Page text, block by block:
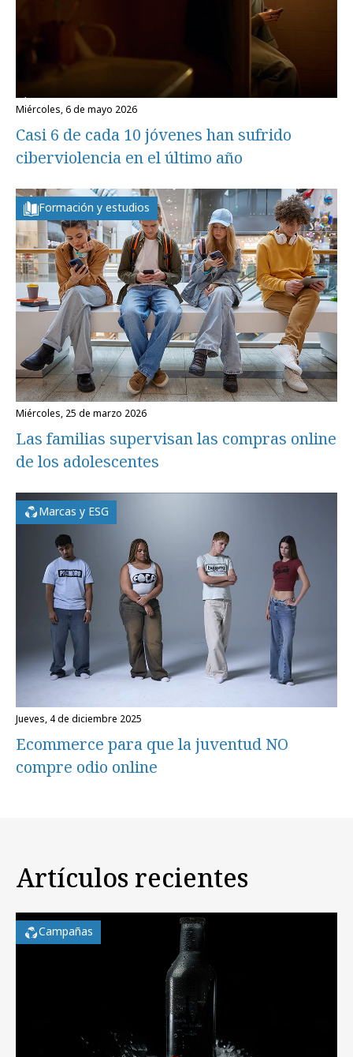
miércoles, 6 de mayo 2026
Casi 6 de cada 10 jóvenes han sufrido
ciberviolencia en el último año
Formación y estudios
miércoles, 25 de marzo 2026
Las familias supervisan las compras online
de los adolescentes
Marcas y ESG
jueves, 4 de diciembre 2025
Ecommerce para que la juventud NO
compre odio online
Artículos recientes
Campañas